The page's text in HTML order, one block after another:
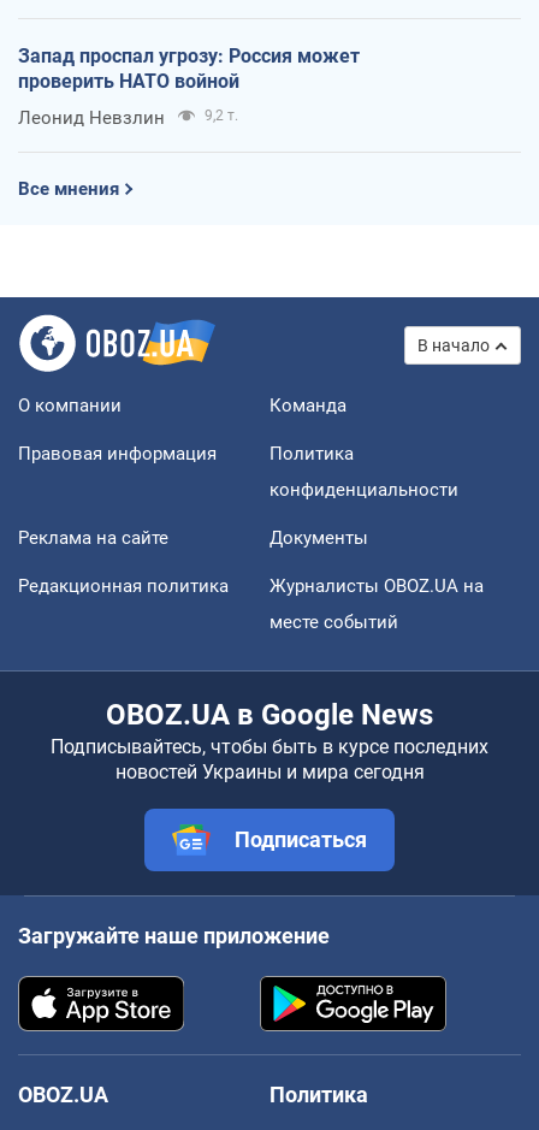
Запад проспал угрозу: Россия может
проверить НАТО войной
Леонид Невзлин 9,2 т.
Все мнения
В начало
О компании Команда
Правовая информация
Политика
конфиденциальности
Реклама на сайте Документы
Редакционная политика
Журналисты OBOZ.UA на
месте событий
OBOZ.UA в Google News
Подписывайтесь, чтобы быть в курсе последних
новостей Украины и мира сегодня
Подписаться
Загружайте наше приложение
OBOZ.UA
Политика